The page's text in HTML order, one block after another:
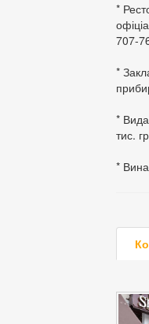
*
707-
*
*
тис.
*